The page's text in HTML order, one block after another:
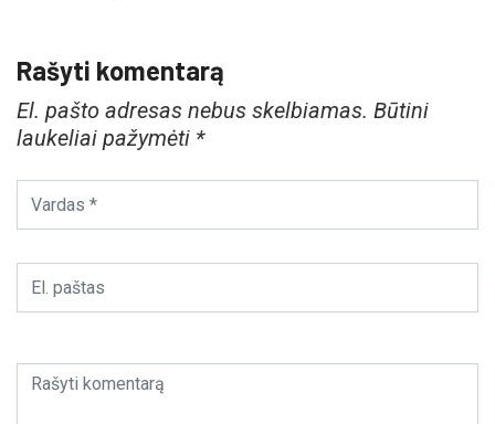
Rašyti komentarą
El. pašto adresas nebus skelbiamas. Būtini
laukeliai pažymėti *